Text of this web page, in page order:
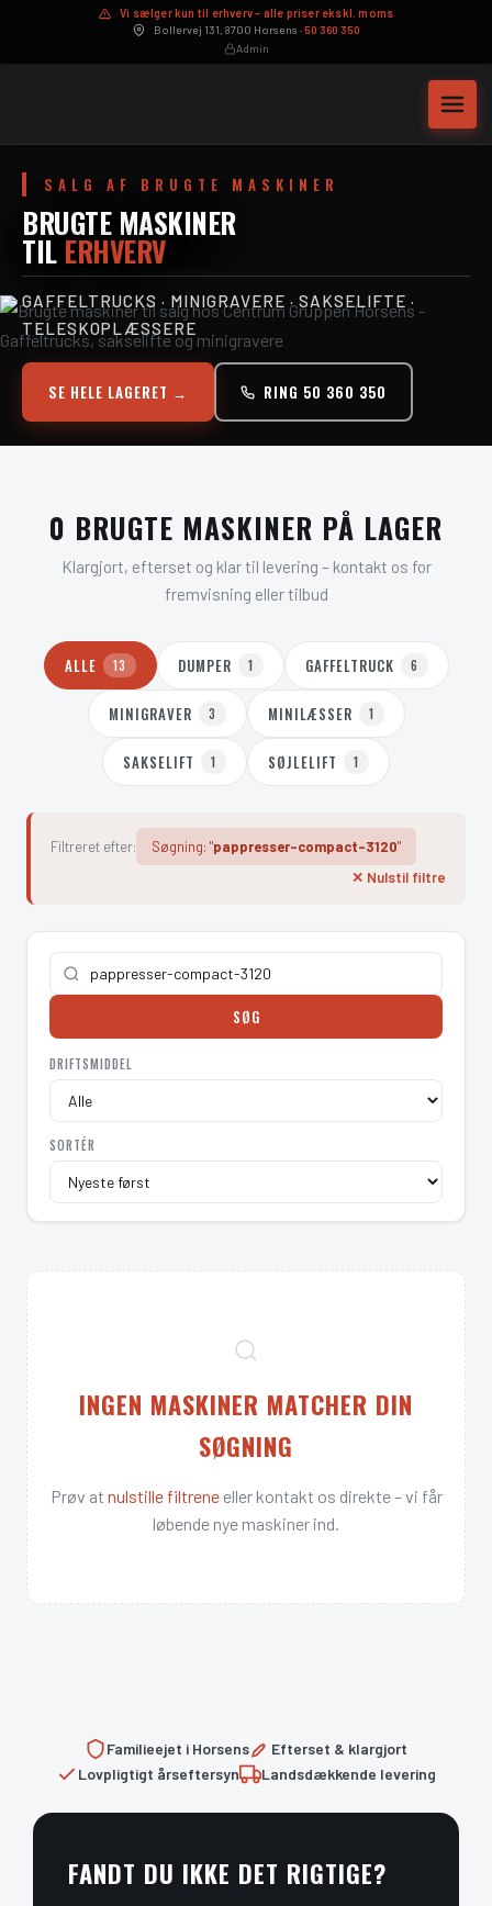
Vi sælger kun til erhverv – alle priser ekskl. moms
Bollervej 131, 8700 Horsens ·50 360 350
Admin
Maskinservice
Hydraulikslanger på mål
SALG AF BRUGTE MASKINER
BRUGTE MASKINER
TIL ERHVERV
GAFFELTRUCKS · MINIGRAVERE · SAKSELIFTE ·
TELESKOPLÆSSERE
SE HELE LAGERET → RING 50 360 350
0 BRUGTE MASKINER PÅ LAGER
Klargjort, efterset og klar til levering – kontakt os for
fremvisning eller tilbud
ALLE 13 DUMPER 1 GAFFELTRUCK 6
MINIGRAVER 3 MINILÆSSER 1
SAKSELIFT 1 SØJLELIFT 1
Filtreret efter: Søgning: "pappresser-compact-3120"
✕ Nulstil filtre
SØG
DRIFTSMIDDEL
SORTÉR
INGEN MASKINER MATCHER DIN
SØGNING
Prøv at nulstille filtreneeller kontakt os direkte – vi får
løbende nye maskiner ind.
Familieejet i Horsens
Efterset & klargjort
Lovpligtigt årseftersyn
Landsdækkende levering
FANDT DU IKKE DET RIGTIGE?